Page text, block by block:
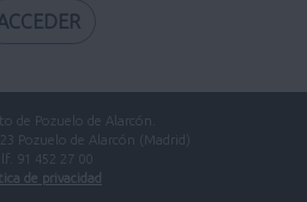
de Pozuelo de Alarcón.
Pozuelo de Alarcón (Madrid)
91 452 27 00
de privacidad